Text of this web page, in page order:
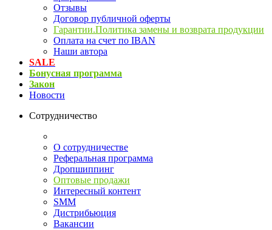
Отзывы
Договор публичной оферты
Гарантии.Политика замены и возврата продукции
Оплата на счет по IBAN
Наши автора
SALE
Бонусная программа
Закон
Новости
Сотрудничество
О сотрудничестве
Реферальная программа
Дропшиппинг
Оптовые продажи
Интересный контент
SMM
Дистрибьюция
Вакансии